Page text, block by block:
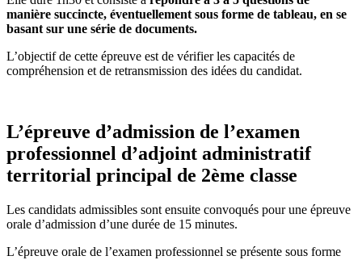
manière succincte, éventuellement sous forme de tableau, en se
basant sur une série de documents.
L’objectif de cette épreuve est de vérifier les capacités de
compréhension et de retransmission des idées du candidat.
L’épreuve d’admission de l’examen
professionnel d’adjoint administratif
territorial principal de 2ème classe
Les candidats admissibles sont ensuite convoqués pour une épreuve
orale d’admission d’une durée de 15 minutes.
L’épreuve orale de l’examen professionnel se présente sous forme